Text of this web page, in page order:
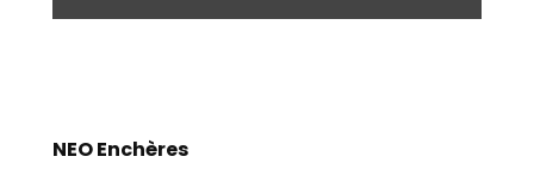
NEO Enchères